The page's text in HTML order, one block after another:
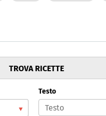
TROVA RICETTE
Testo